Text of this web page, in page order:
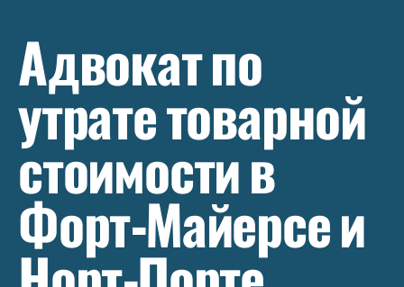
Адвокат по
утрате товарной
стоимости в
Форт-Майерсе и